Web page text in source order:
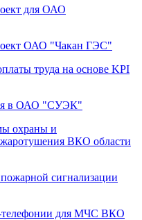
для ОАО
ОАО "Чакан ГЭС"
труда на основе KPI
в ОАО "СУЭК"
охраны и
ВКО области
сигнализации
телефонии для МЧС ВКО